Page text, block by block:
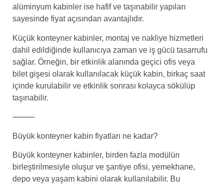
alüminyum kabinler ise hafif ve taşınabilir yapıları
sayesinde fiyat açısından avantajlıdır.
Küçük konteyner kabinler, montaj ve nakliye hizmetleri
dahil edildiğinde kullanıcıya zaman ve iş gücü tasarrufu
sağlar. Örneğin, bir etkinlik alanında geçici ofis veya
bilet gişesi olarak kullanılacak küçük kabin, birkaç saat
içinde kurulabilir ve etkinlik sonrası kolayca sökülüp
taşınabilir.
⸻
Büyük konteyner kabin fiyatları ne kadar?
Büyük konteyner kabinler, birden fazla modülün
birleştirilmesiyle oluşur ve şantiye ofisi, yemekhane,
depo veya yaşam kabini olarak kullanılabilir. Bu